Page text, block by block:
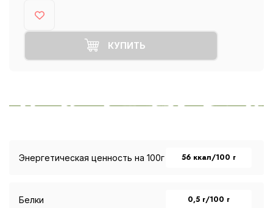
КУПИТЬ
Энергетическая ценность на 100г 56 ккал/100 г
Белки 0,5 г/100 г